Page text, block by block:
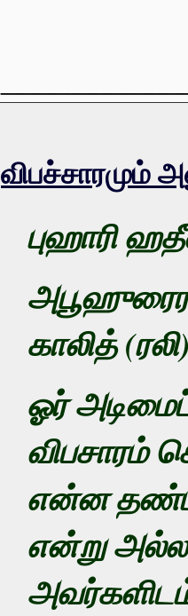
விபச்சாரமும்
புஹாரி
காலித்
ஓர்
விபசாரம்
என்ன
என்று